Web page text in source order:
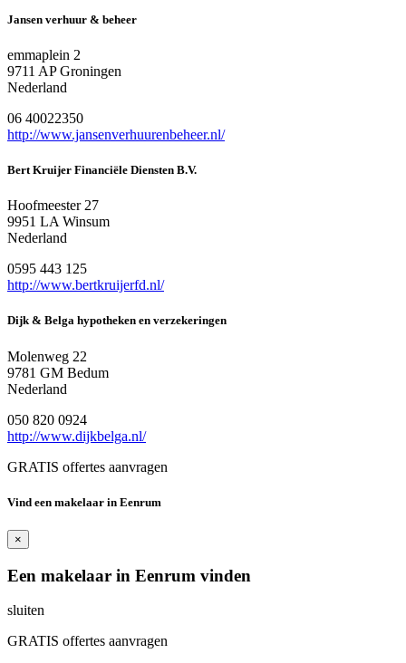
Jansen verhuur & beheer
emmaplein 2
9711 AP Groningen
Nederland
06 40022350
http://www.jansenverhuurenbeheer.nl/
Bert Kruijer Financiële Diensten B.V.
Hoofmeester 27
9951 LA Winsum
Nederland
0595 443 125
http://www.bertkruijerfd.nl/
Dijk & Belga hypotheken en verzekeringen
Molenweg 22
9781 GM Bedum
Nederland
050 820 0924
http://www.dijkbelga.nl/
GRATIS offertes aanvragen
Vind een makelaar in Eenrum
×
Een makelaar in Eenrum vinden
sluiten
GRATIS offertes aanvragen